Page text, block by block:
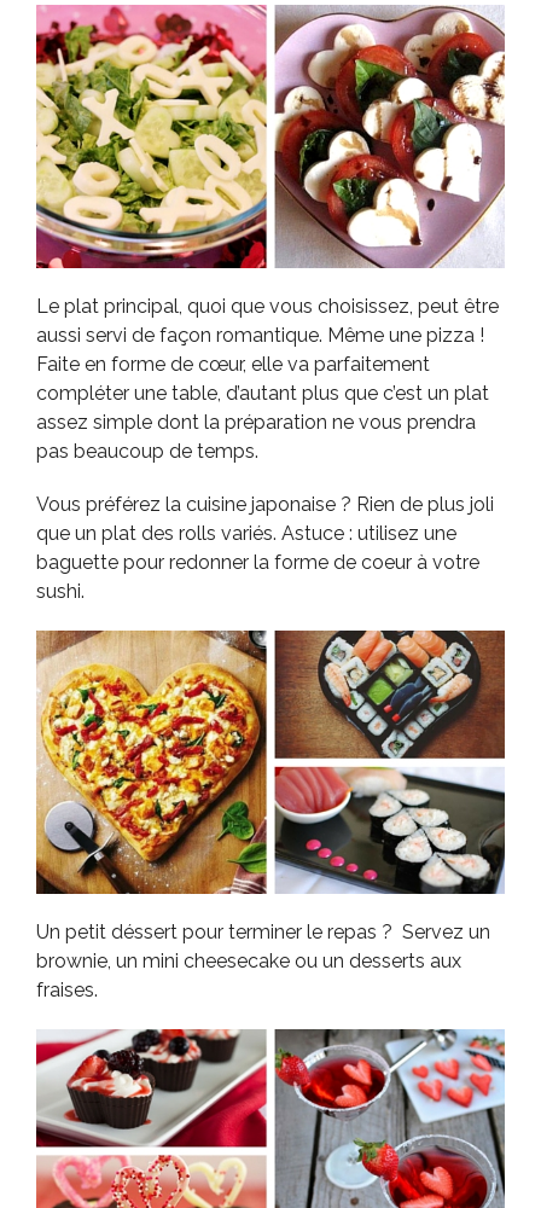
Le plat principal, quoi que vous choisissez, peut être
aussi servi de façon romantique. Même une pizza !
Faite en forme de cœur, elle va parfaitement
compléter une table, d’autant plus que c’est un plat
assez simple dont la préparation ne vous prendra
pas beaucoup de temps.
Vous préférez la cuisine japonaise ? Rien de plus joli
que un plat des rolls variés. Astuce : utilisez une
baguette pour redonner la forme de coeur à votre
sushi.
Un petit déssert pour terminer le repas ? Servez un
brownie, un mini cheesecake ou un desserts aux
fraises.